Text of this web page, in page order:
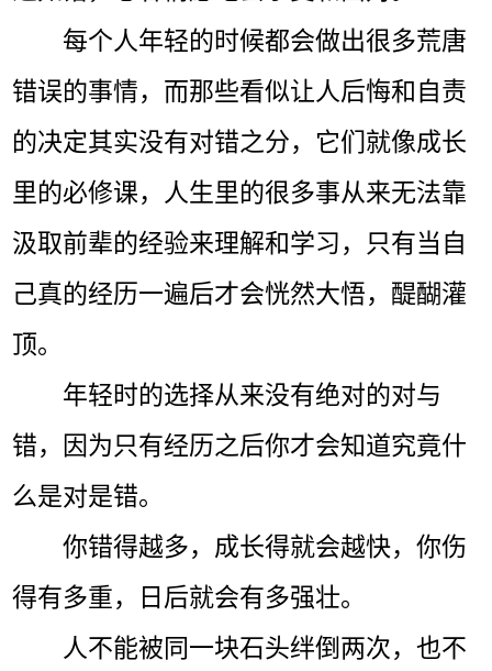
每个人年轻的时候都会做出很多荒唐
错误的事情，而那些看似让人后悔和自责
的决定其实没有对错之分，它们就像成长
里的必修课，人生里的很多事从来无法靠
汲取前辈的经验来理解和学习，只有当自
己真的经历一遍后才会恍然大悟，醍醐灌
顶。
年轻时的选择从来没有绝对的对与
错，因为只有经历之后你才会知道究竟什
么是对是错。
你错得越多，成长得就会越快，你伤
得有多重，日后就会有多强壮。
人不能被同一块石头绊倒两次，也不